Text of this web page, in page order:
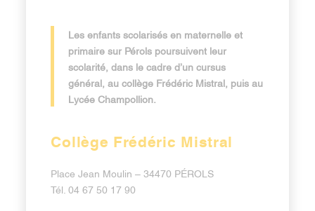
Les enfants scolarisés en maternelle et
primaire sur Pérols poursuivent leur
scolarité, dans le cadre d’un cursus
général, au collège Frédéric Mistral, puis au
Lycée Champollion.
Collège Frédéric Mistral
Place Jean Moulin – 34470 PÉROLS
Tél. 04 67 50 17 90